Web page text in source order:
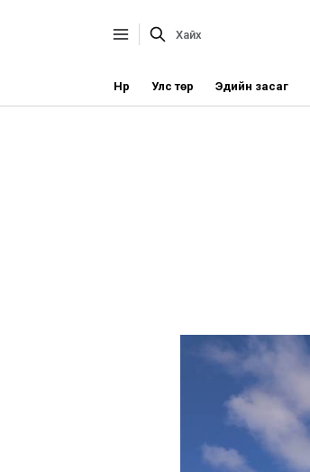
Нүүр Улс төр Эдийн засаг